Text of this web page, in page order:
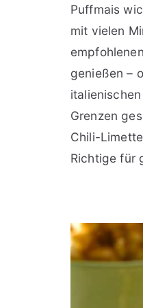
Puffmais
mit vielen
genießen –
Grenzen
Chili-
Richtige für